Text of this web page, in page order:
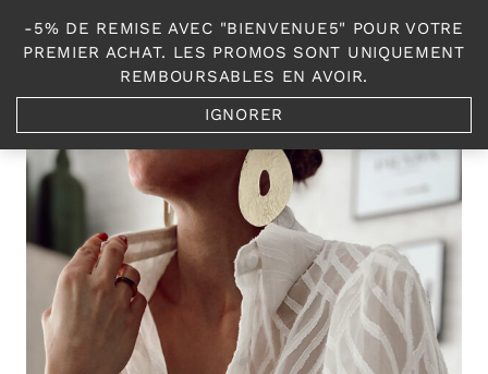
-5% DE REMISE AVEC "BIENVENUE5" POUR VOTRE
PREMIER ACHAT. LES PROMOS SONT UNIQUEMENT
REMBOURSABLES EN AVOIR.
IGNORER
contenu
Les Hauts et Pulls /